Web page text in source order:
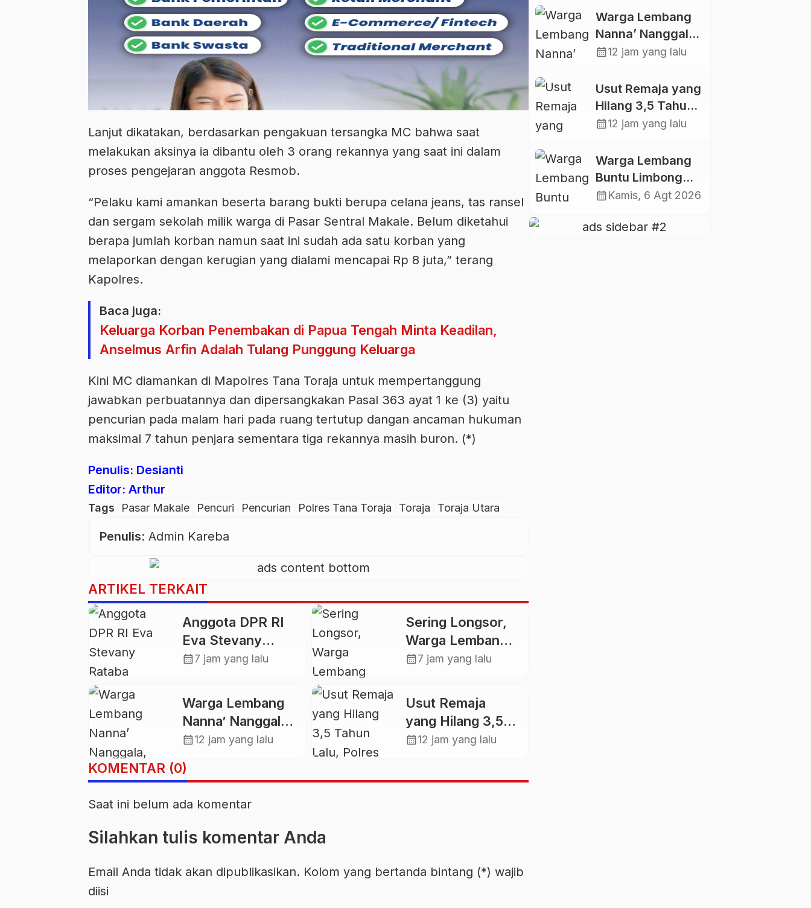
Lanjut dikatakan, berdasarkan pengakuan tersangka MC bahwa saat
melakukan aksinya ia dibantu oleh 3 orang rekannya yang saat ini dalam
proses pengejaran anggota Resmob.
“Pelaku kami amankan beserta barang bukti berupa celana jeans, tas ransel
dan sergam sekolah milik warga di Pasar Sentral Makale. Belum diketahui
berapa jumlah korban namun saat ini sudah ada satu korban yang
melaporkan dengan kerugian yang dialami mencapai Rp 8 juta,” terang
Kapolres.
Baca juga:
Keluarga Korban Penembakan di Papua Tengah Minta Keadilan,
Anselmus Arfin Adalah Tulang Punggung Keluarga
Kini MC diamankan di Mapolres Tana Toraja untuk mempertanggung
jawabkan perbuatannya dan dipersangkakan Pasal 363 ayat 1 ke (3) yaitu
pencurian pada malam hari pada ruang tertutup dangan ancaman hukuman
maksimal 7 tahun penjara sementara tiga rekannya masih buron. (*)
Penulis: Desianti
Editor: Arthur
Tags Pasar Makale Pencuri Pencurian Polres Tana Toraja Toraja Toraja Utara
Penulis: Admin Kareba
ARTIKEL TERKAIT
Anggota DPR RI
Eva Stevany
Rataba Salurkan
Warga
Terdampak
Longsor di Buntu
Pepasan
calendar_month7 jam yang lalu
Sering Longsor,
Warga Lembang
Gasing Swadaya
Deker dan Talut
Jalan
Penghubung
Antar Lembang
calendar_month7 jam yang lalu
Warga Lembang
Nanna’ Nanggala,
Swadaya Cor
Jembatan
calendar_month12 jam yang lalu
Usut Remaja
yang Hilang 3,5
Tahun Lalu,
calendar_month12 jam yang lalu
KOMENTAR (0)
Saat ini belum ada komentar
Silahkan tulis komentar Anda
Email Anda tidak akan dipublikasikan. Kolom yang bertanda bintang (*) wajib
diisi
Deker dan Talut
Jalan
Penghubung
Warga Lembang
Nanna’ Nanggala,
Swadaya Cor
Jembatan
calendar_month12 jam yang lalu
Usut Remaja yang
Hilang 3,5 Tahun
Lalu, Polres
Kembali Datangi
TKP
calendar_month12 jam yang lalu
Warga Lembang
Buntu Limbong
Gandasil,
Jalan Sepanjang
calendar_monthKamis, 6 Agt 2026